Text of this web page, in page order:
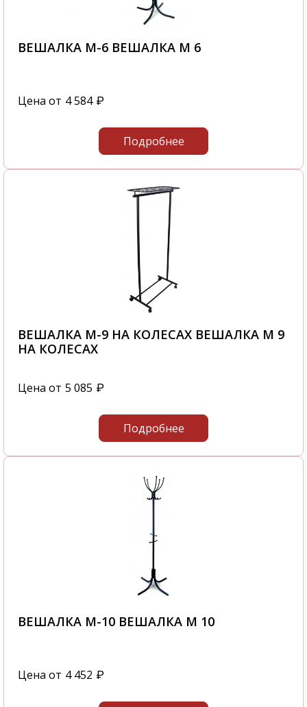
ВЕШАЛКА М-6 ВЕШАЛКА М 6
Цена от 4 584 ₽
Подробнее
ВЕШАЛКА М-9 НА КОЛЕСАХ ВЕШАЛКА М 9
НА КОЛЕСАХ
Цена от 5 085 ₽
Подробнее
ВЕШАЛКА М-10 ВЕШАЛКА М 10
Цена от 4 452 ₽